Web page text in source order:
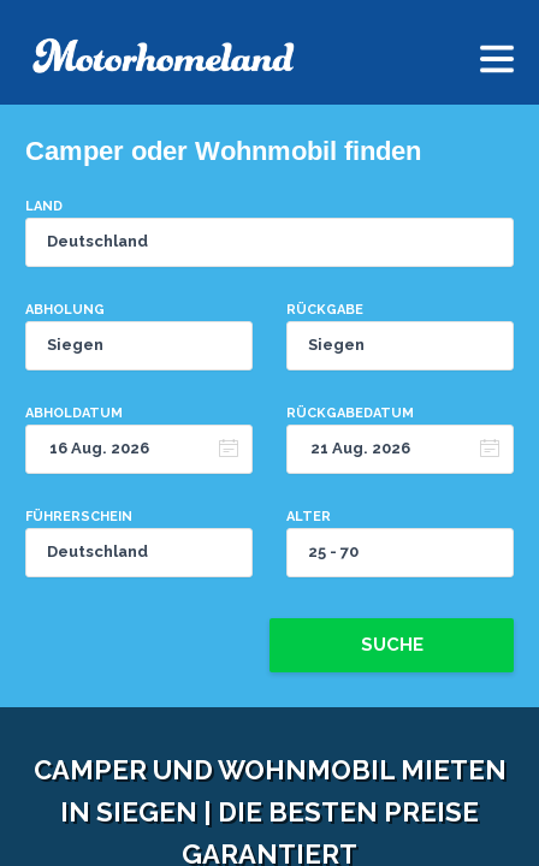
Camper oder Wohnmobil finden
LAND
ABHOLUNG RÜCKGABE
ABHOLDATUM RÜCKGABEDATUM
FÜHRERSCHEIN ALTER
SUCHE
CAMPER UND WOHNMOBIL MIETEN
IN SIEGEN | DIE BESTEN PREISE
GARANTIERT